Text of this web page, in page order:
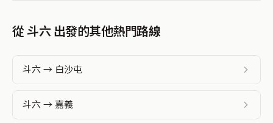
從 斗六 出發的其他熱門路線
斗六 → 白沙屯
斗六 → 嘉義